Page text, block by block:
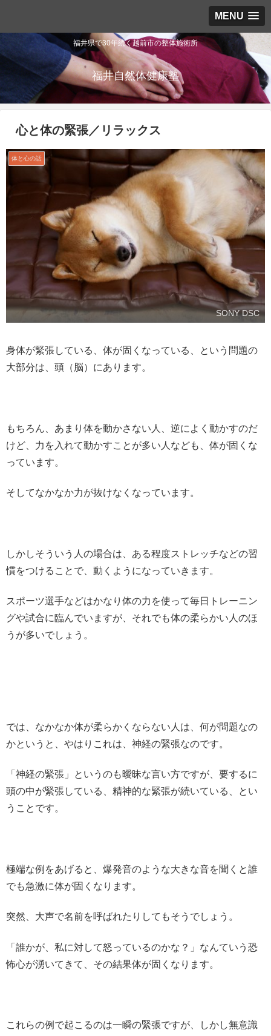
MENU
福井県で30年続く越前市の整体施術所
福井自然体健康塾
心と体の緊張／リラックス
体と心の話
SONY DSC
身体が緊張している、体が固くなっている、という問題の
大部分は、頭（脳）にあります。
もちろん、あまり体を動かさない人、逆によく動かすのだ
けど、力を入れて動かすことが多い人なども、体が固くな
っています。
そしてなかなか力が抜けなくなっています。
しかしそういう人の場合は、ある程度ストレッチなどの習
慣をつけることで、動くようになっていきます。
スポーツ選手などはかなり体の力を使って毎日トレーニン
グや試合に臨んでいますが、それでも体の柔らかい人のほ
うが多いでしょう。
では、なかなか体が柔らかくならない人は、何が問題なの
かというと、やはりこれは、神経の緊張なのです。
「神経の緊張」というのも曖昧な言い方ですが、要するに
頭の中が緊張している、精神的な緊張が続いている、とい
うことです。
極端な例をあげると、爆発音のような大きな音を聞くと誰
でも急激に体が固くなります。
突然、大声で名前を呼ばれたりしてもそうでしょう。
「誰かが、私に対して怒っているのかな？」なんていう恐
怖心が湧いてきて、その結果体が固くなります。
これらの例で起こるのは一瞬の緊張ですが、しかし無意識